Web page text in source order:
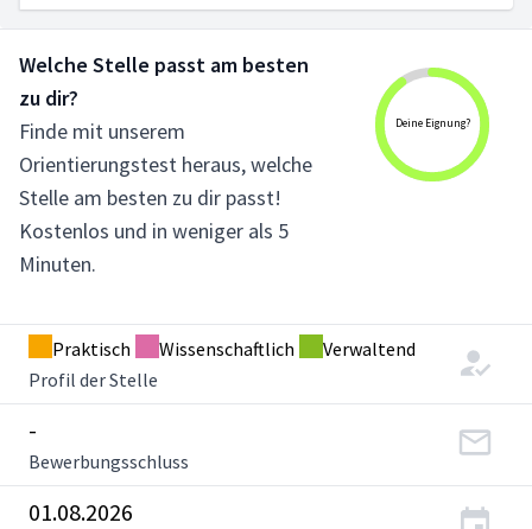
Deine Eignung?
Welche Stelle passt am besten
zu dir?
Finde mit unserem
Orientierungstest heraus, welche
Stelle am besten zu dir passt!
Kostenlos und in weniger als 5
Minuten.
Praktisch Wissenschaftlich
Verwaltend
Profil der Stelle
-
Bewerbungsschluss
01.08.2026